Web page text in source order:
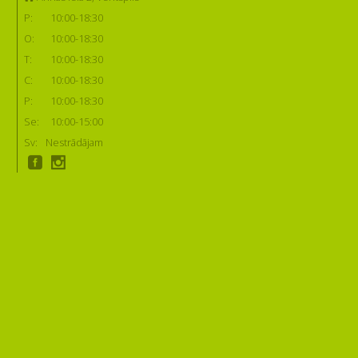
P:
10:00-18:30
O:
10:00-18:30
T:
10:00-18:30
C:
10:00-18:30
P:
10:00-18:30
Se:
10:00-15:00
Sv:
Nestrādājam